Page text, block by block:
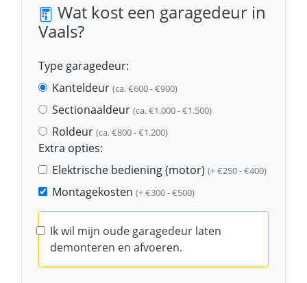
Wat kost een garagedeur in
Vaals?
Type garagedeur:
Kanteldeur (ca. €600 - €900)
Sectionaaldeur (ca. €1.000 - €1.500)
Roldeur (ca. €800 - €1.200)
Extra opties:
Elektrische bediening (motor) (+ €250 - €400)
Montagekosten (+ €300 - €500)
Ik wil mijn oude garagedeur laten
demonteren en afvoeren.